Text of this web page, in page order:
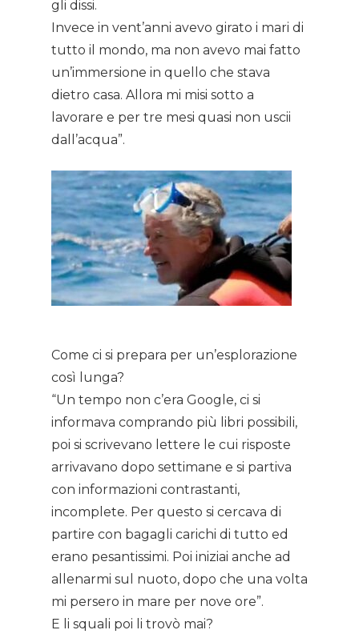
gli dissi.
Invece in vent’anni avevo girato i mari di
tutto il mondo, ma non avevo mai fatto
un’immersione in quello che stava
dietro casa. Allora mi misi sotto a
lavorare e per tre mesi quasi non uscii
dall’acqua”.
Come ci si prepara per un’esplorazione
così lunga?
“Un tempo non c’era Google, ci si
informava comprando più libri possibili,
poi si scrivevano lettere le cui risposte
arrivavano dopo settimane e si partiva
con informazioni contrastanti,
incomplete. Per questo si cercava di
partire con bagagli carichi di tutto ed
erano pesantissimi. Poi iniziai anche ad
allenarmi sul nuoto, dopo che una volta
mi persero in mare per nove ore”.
E li squali poi li trovò mai?
News
Gallery
Expeditions
Contacts